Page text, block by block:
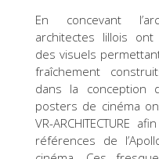
En concevant
architectes lillois
des visuels
fraîchement
dans la conception
posters de cinéma
VR-ARCHITECTURE
références de